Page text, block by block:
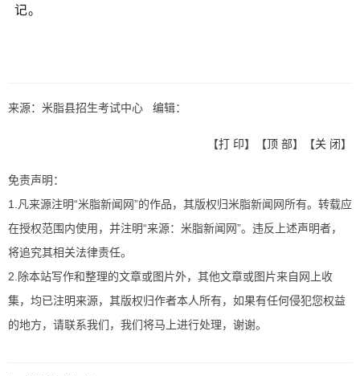
记。
来源：米脂县招生考试中心 编辑：
【打 印】【顶 部】【关 闭】
免责声明：
1.凡来源注明“米脂新闻网”的作品，其版权归米脂新闻网所有。转载应
在授权范围内使用，并注明“来源：米脂新闻网”。违反上述声明者，
将追究其相关法律责任。
2.除本站写作和整理的文章或图片外，其他文章或图片来自网上收
集，均已注明来源，其版权归作者本人所有，如果有任何侵犯您权益
的地方，请联系我们，我们将马上进行处理，谢谢。